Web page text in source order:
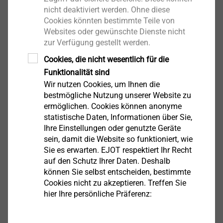
T-FAST® JW2-STS Tellerkopfschraube mit
angepresster Scheibe. Der Tellerkopf ermöglicht
ein starkes Zusammenziehen und steigert die
Kopfdurchzugstragfähigkeit
Kohlenstoff-Stahl mit galvanisch verzinkter
Oberfläche, min. 5 μm Schichtdicke
SIE INTERESSIEREN SICH FÜR DIE EJOT T-FAST
HOLZSCHRAUBEN?
Dann freuen wir uns über Ihren Anruf.
+41 71 414 52 22
Gerne können Sie uns auch eine E-Mail senden.
nicht deaktiviert werden. Ohne diese
Cookies könnten bestimmte Teile von
Websites oder gewünschte Dienste nicht
zur Verfügung gestellt werden.
Cookies, die nicht wesentlich für die
Funktionalität sind
Wir nutzen Cookies, um Ihnen die
bestmögliche Nutzung unserer Website zu
ermöglichen. Cookies können anonyme
statistische Daten, Informationen über Sie,
Ihre Einstellungen oder genutzte Geräte
sein, damit die Website so funktioniert, wie
Sie es erwarten. EJOT respektiert Ihr Recht
auf den Schutz Ihrer Daten. Deshalb
können Sie selbst entscheiden, bestimmte
Cookies nicht zu akzeptieren. Treffen Sie
hier Ihre persönliche Präferenz: